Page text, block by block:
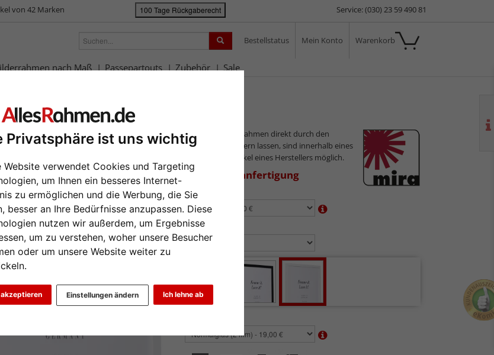
Privatsphäre ist uns wichtig
Website verwendet Cookies und Targeting
um Ihnen ein besseres Internet-
zu ermöglichen und die Werbung, die Sie
besser an Ihre Bedürfnisse anzupassen. Diese
nutzen wir außerdem, um Ergebnisse
um zu verstehen, woher unsere Besucher
oder um unsere Website weiter zu
Ich lehne ab
Einstellungen ändern
von 42 Marken 100 Tage Rückgaberecht Service: (030) 23 59 490 81
Bestellstatus Mein Konto Warenkorb
nach Maß Passepartouts Zubehör Sale
Arras
Da wir die Bilderrahmen direkt durch den
Hersteller ausliefern lassen, sind innerhalb eines
Auftrags nur Artikel eines Herstellers möglich.
zur Maßanfertigung
Format wählen:
Farbe wählen: